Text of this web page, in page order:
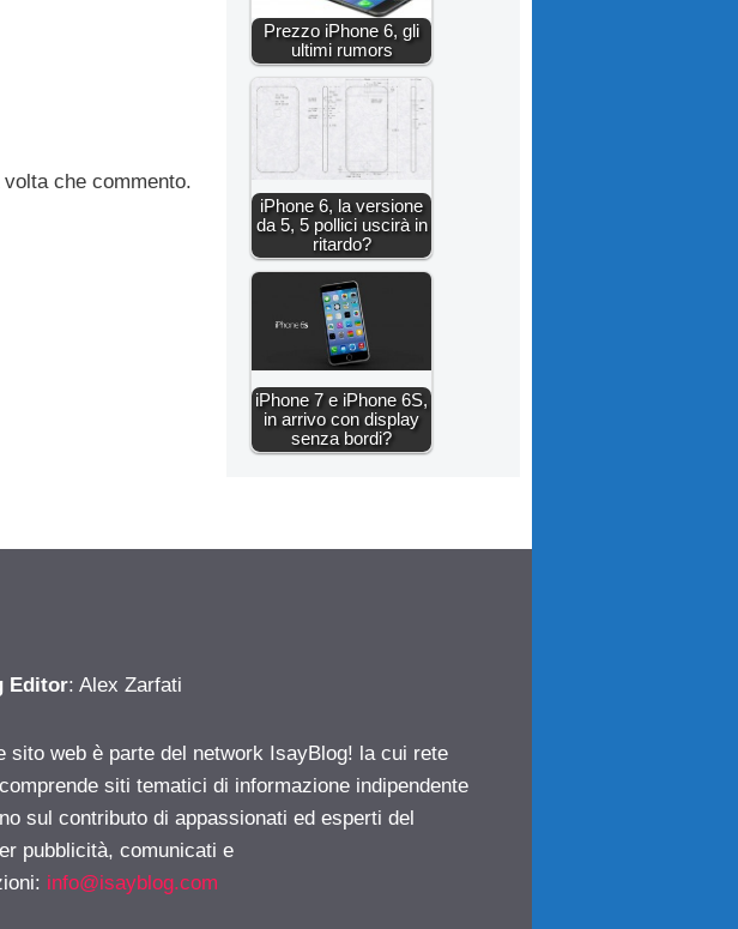
che commento.
Prezzo iPhone 6, gli
ultimi rumors
iPhone 6, la versione
da 5, 5 pollici uscirà in
ritardo?
iPhone 7 e iPhone 6S,
in arrivo con display
senza bordi?
Editor: Alex Zarfati
sito web è parte del network IsayBlog! la cui rete
siti tematici di informazione indipendente
sul contributo di appassionati ed esperti del
pubblicità, comunicati e
info@isayblog.com